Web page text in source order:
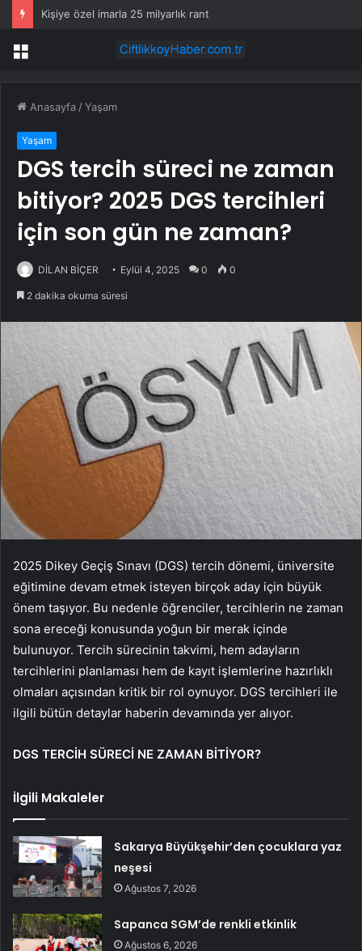
Kişiye özel imarla 25 milyarlık rant
Menü
Anasayfa /Yaşam
Yaşam
DGS tercih süreci ne zaman
bitiyor? 2025 DGS tercihleri
için son gün ne zaman?
DİLAN BİÇER Eylül 4, 2025 0 0
2 dakika okuma süresi
2025 Dikey Geçiş Sınavı (DGS) tercih dönemi, üniversite
eğitimine devam etmek isteyen birçok aday için büyük
önem taşıyor. Bu nedenle öğrenciler, tercihlerin ne zaman
sona ereceği konusunda yoğun bir merak içinde
bulunuyor. Tercih sürecinin takvimi, hem adayların
tercihlerini planlaması hem de kayıt işlemlerine hazırlıklı
olmaları açısından kritik bir rol oynuyor. DGS tercihleri ile
ilgili bütün detaylar haberin devamında yer alıyor.
DGS TERCİH SÜRECİ NE ZAMAN BİTİYOR?
İlgili Makaleler
Sakarya Büyükşehir’den çocuklara yaz
neşesi
Ağustos 7, 2026
Sapanca SGM’de renkli etkinlik
Ağustos 6, 2026